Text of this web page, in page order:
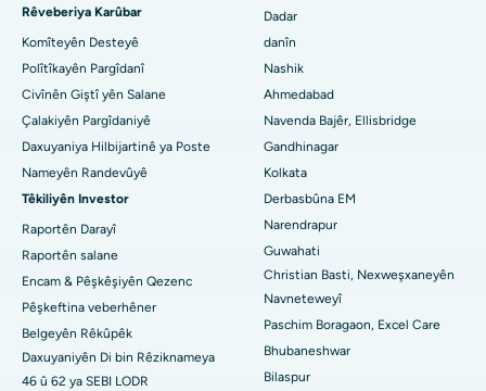
Nexweşxaneya çêtirîn li Subhash Nagar Road, Karimnagar
Nexweşxaneya çêtirîn li Managari, Karaikudi
Nexweşxaneya herî baş li Arepally, Warangal
Nexweşxaneya herî baş li Arera Colony, Bhopal
Nexweşxaneya çêtirîn li Jayanagar, Bangalore
Nexweşxaneya herî baş li KK Nagar, Madurai
Nexweşxaneya çêtirîn li Ramji Nagar, Nellore
Nexweşxaneya çêtirîn li Sektora-19, Rourkela
Nexweşxaneya herî baş li Swargate, Pune
Rêveberiya Karûbar
Komîteyên Desteyê
Polîtîkayên Pargîdanî
Civînên Giştî yên Salane
Çalakiyên Pargîdaniyê
Daxuyaniya Hilbijartinê ya Poste
Nameyên Randevûyê
Têkiliyên Investor
Raportên Darayî
Raportên salane
Encam & Pêşkêşiyên Qezenc
Pêşkeftina veberhêner
Belgeyên Rêkûpêk
Daxuyaniyên Di bin Rêziknameya
46 û 62 ya SEBI LODR
Dadar
danîn
Nashik
Ahmedabad
Navenda Bajêr, Ellisbridge
Gandhinagar
Kolkata
Derbasbûna EM
Narendrapur
Guwahati
Christian Basti, Nexweşxaneyên
Navneteweyî
Paschim Boragaon, Excel Care
Bhubaneshwar
Bilaspur